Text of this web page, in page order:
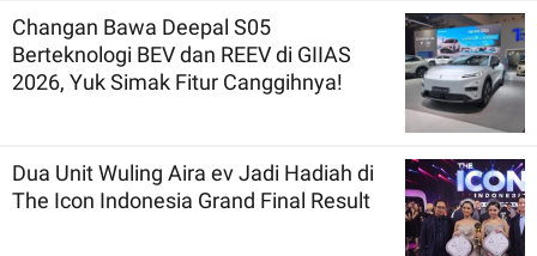
Changan Bawa Deepal S05
Berteknologi BEV dan REEV di GIIAS
2026, Yuk Simak Fitur Canggihnya!
Dua Unit Wuling Aira ev Jadi Hadiah di
The Icon Indonesia Grand Final Result